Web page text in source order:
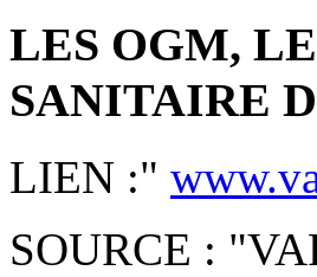
LES OGM,
SANITAIRE
LIEN :"
SOURCE :